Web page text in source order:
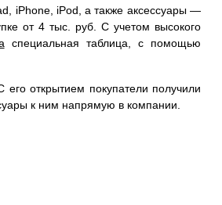
iPhone, iPod, а также аксессуары —
от 4 тыс. руб. С учетом высокого
специальная таблица, с помощью
открытием покупатели получили
к ним напрямую в компании.